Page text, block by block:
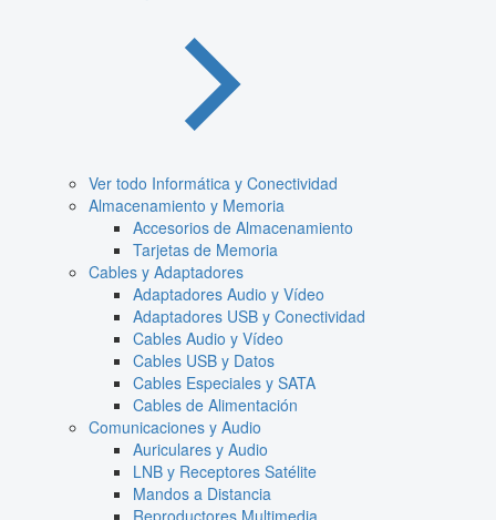
Ver todo Informática y Conectividad
Almacenamiento y Memoria
Accesorios de Almacenamiento
Tarjetas de Memoria
Cables y Adaptadores
Adaptadores Audio y Vídeo
Adaptadores USB y Conectividad
Cables Audio y Vídeo
Cables USB y Datos
Cables Especiales y SATA
Cables de Alimentación
Comunicaciones y Audio
Auriculares y Audio
LNB y Receptores Satélite
Mandos a Distancia